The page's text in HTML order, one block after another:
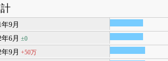
年9月
年6月±0
年9月+50万